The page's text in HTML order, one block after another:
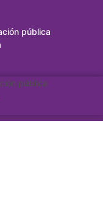
pública
pública